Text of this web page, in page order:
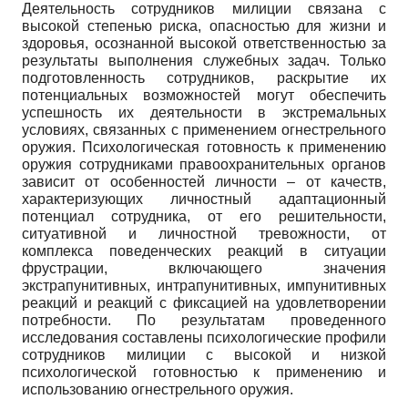
Деятельность сотрудников милиции связана с
высокой степенью риска, опасностью для жизни и
здоровья, осознанной высокой ответственностью за
результаты выполнения служебных задач. Только
подготовленность сотрудников, раскрытие их
потенциальных возможностей могут обеспечить
успешность их деятельности в экстремальных
условиях, связанных с применением огнестрельного
оружия. Психологическая готовность к применению
оружия сотрудниками правоохранительных органов
зависит от особенностей личности – от качеств,
характеризующих личностный адаптационный
потенциал сотрудника, от его решительности,
ситуативной и личностной тревожности, от
комплекса поведенческих реакций в ситуации
фрустрации, включающего значения
экстрапунитивных, интрапунитивных, импунитивных
реакций и реакций с фиксацией на удовлетворении
потребности. По результатам проведенного
исследования составлены психологические профили
сотрудников милиции с высокой и низкой
психологической готовностью к применению и
использованию огнестрельного оружия.